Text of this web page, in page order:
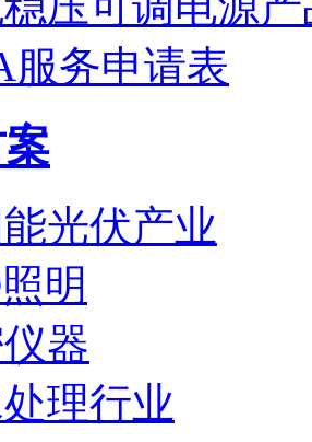
服务申请表
光伏产业
明
器
理行业